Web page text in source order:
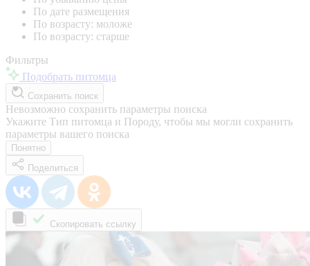
По дате размещения
По возрасту: моложе
По возрасту: старше
Фильтры
Подобрать питомца
Сохранить поиск
Невозможно сохранить параметры поиска
Укажите Тип питомца и Породу, чтобы мы могли сохранить
параметры вашего поиска
Понятно
Поделиться
Скопировать ссылку